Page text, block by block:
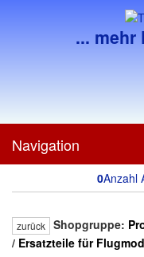
... mehr
Navigation
0Anzahl
zurück Shopgruppe:
/ Ersatzteile für